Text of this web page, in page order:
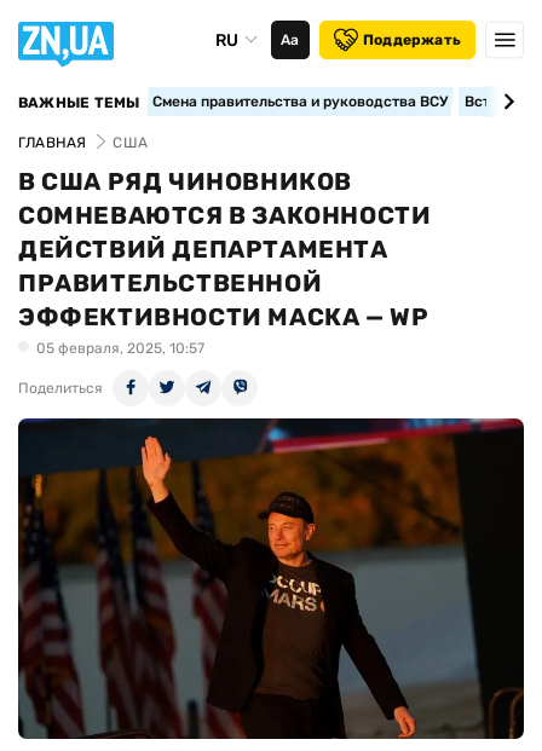
RU Аа Поддержать
ВАЖНЫЕ ТЕМЫ Смена правительства и руководства ВСУ
ГЛАВНАЯ США
В США РЯД ЧИНОВНИКОВ
СОМНЕВАЮТСЯ В ЗАКОННОСТИ
ДЕЙСТВИЙ ДЕПАРТАМЕНТА
ПРАВИТЕЛЬСТВЕННОЙ
ЭФФЕКТИВНОСТИ МАСКА — WP
05 февраля, 2025, 10:57
Поделиться